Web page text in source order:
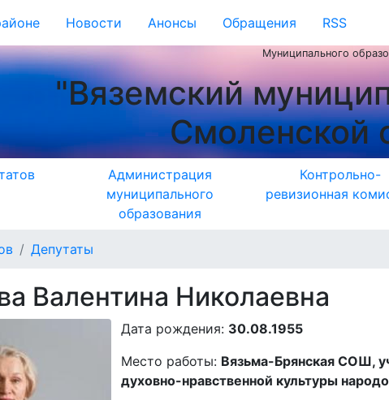
Новости Анонсы Обращения RSS
Муниципального
"Вяземский
Смоленской
Администрация
муниципального
образования
Контрольно-
ревизионная
Депутаты
Валентина Николаевна
Дата рождения: 30.08.1955
Место работы: Вязьма-Брянская СОШ,
духовно-нравственной культуры